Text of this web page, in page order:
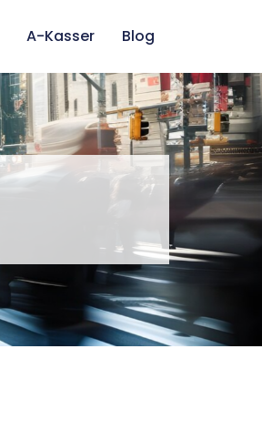
A-Kasser Blog